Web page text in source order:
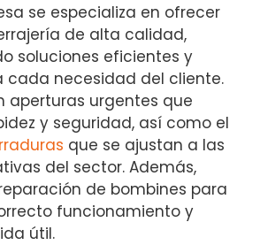
se especializa en ofrecer
de alta calidad,
soluciones eficientes y
cada necesidad del cliente.
aperturas urgentes que
y seguridad, así como el
que se ajustan a las
del sector. Además,
de bombines para
funcionamiento y
útil.